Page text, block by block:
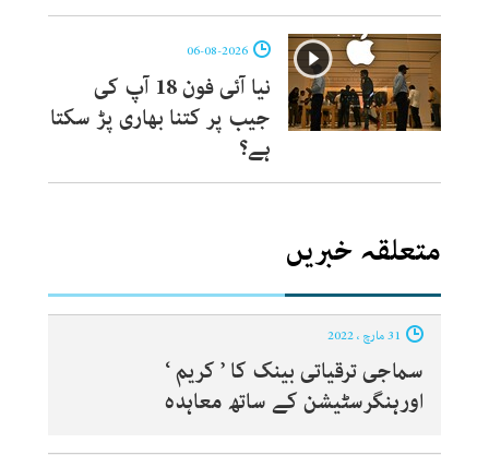
نیا آئی فون 18 آپ کی
جیب پر کتنا بھاری پڑ سکتا
ہے؟
متعلقہ خبریں
سماجی ترقیاتی بینک کا ’ کریم ‘
اورہنگرسٹیشن کے ساتھ معاہدہ